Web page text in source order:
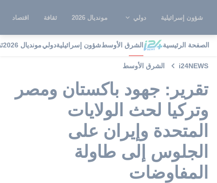
شؤون إسرائيلية دولي مونديال 2026 ثقافة اقتصاد
الصفحة الرئيسية الشرق الأوسطشؤون إسرائيليةدوليمونديال 2026
i24NEWS الشرق الأوسط
تقرير: جهود باكستان ومصر
وتركيا لحث الولايات
المتحدة وإيران على
الجلوس إلى طاولة
المفاوضات